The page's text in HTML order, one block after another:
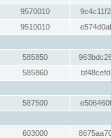
9570010
9510010
585850
585860
587500
603000